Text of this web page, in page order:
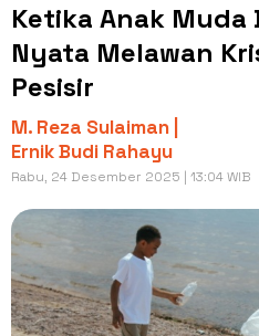
Ketika Anak Muda
Nyata Melawan
Pesisir
M. Reza Sulaiman |
Ernik Budi Rahayu
Rabu, 24 Desember 2025 | 13:04 WIB